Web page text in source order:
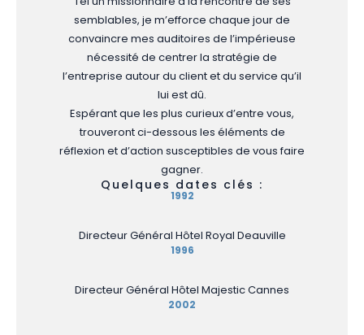
semblables, je m’efforce chaque jour de
convaincre mes auditoires de l’impérieuse
nécessité de centrer la stratégie de
l’entreprise autour du client et du service qu’il
lui est dû.
Espérant que les plus curieux d’entre vous,
trouveront ci-dessous les éléments de
réflexion et d’action susceptibles de vous faire
gagner.
Quelques dates clés :
1992
Directeur Général Hôtel Royal Deauville
1996
Directeur Général Hôtel Majestic Cannes
2002